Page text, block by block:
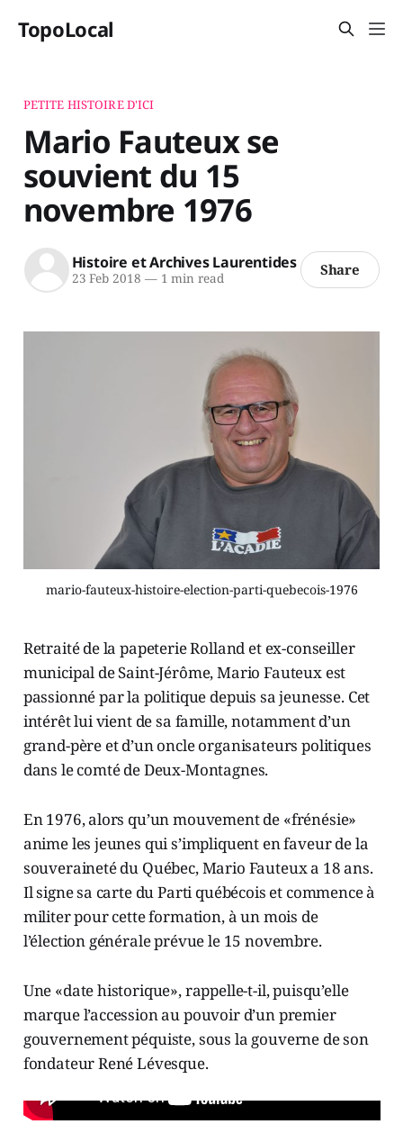
TopoLocal
PETITE HISTOIRE D'ICI
Mario Fauteux se
souvient du 15
novembre 1976
Histoire et Archives Laurentides
23 Feb 2018 —1 min read Share
mario-fauteux-histoire-election-parti-quebecois-1976
Retraité de la papeterie Rolland et ex-conseiller
municipal de Saint-Jérôme, Mario Fauteux est
passionné par la politique depuis sa jeunesse. Cet
intérêt lui vient de sa famille, notamment d’un
grand-père et d’un oncle organisateurs politiques
dans le comté de Deux-Montagnes.
En 1976, alors qu’un mouvement de «frénésie»
anime les jeunes qui s’impliquent en faveur de la
souveraineté du Québec, Mario Fauteux a 18 ans.
Il signe sa carte du Parti québécois et commence à
militer pour cette formation, à un mois de
l’élection générale prévue le 15 novembre.
Une «date historique», rappelle-t-il, puisqu’elle
marque l’accession au pouvoir d’un premier
gouvernement péquiste, sous la gouverne de son
fondateur René Lévesque.